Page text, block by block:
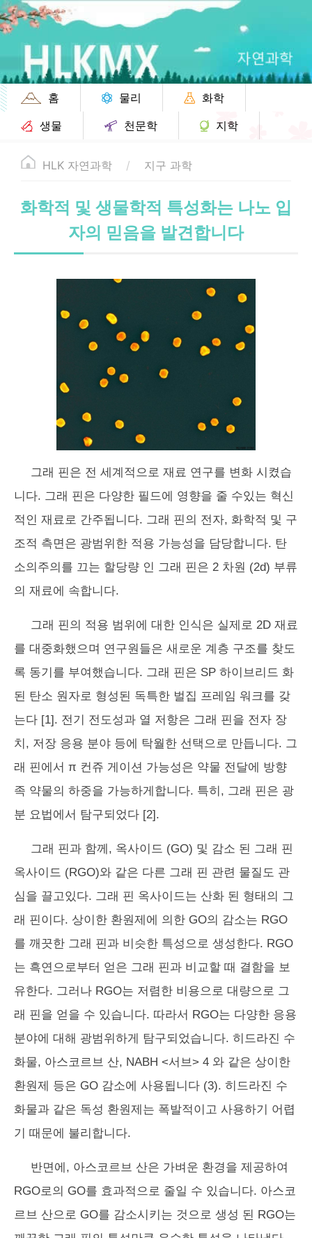
홈 물리
화학
생물
천문학 지학
HLK 자연과학 지구 과학
화학적 및 생물학적 특성화는 나노 입
자의 믿음을 발견합니다
그래 핀은 전 세계적으로 재료 연구를 변화 시켰습
니다. 그래 핀은 다양한 필드에 영향을 줄 수있는 혁신
적인 재료로 간주됩니다. 그래 핀의 전자, 화학적 및 구
조적 측면은 광범위한 적용 가능성을 담당합니다. 탄
소의주의를 끄는 할당량 인 그래 핀은 2 차원 (2d) 부류
의 재료에 속합니다.
그래 핀의 적용 범위에 대한 인식은 실제로 2D 재료
를 대중화했으며 연구원들은 새로운 계층 구조를 찾도
록 동기를 부여했습니다. 그래 핀은 SP 하이브리드 화
된 탄소 원자로 형성된 독특한 벌집 프레임 워크를 갖
는다 [1]. 전기 전도성과 열 저항은 그래 핀을 전자 장
치, 저장 응용 분야 등에 탁월한 선택으로 만듭니다. 그
래 핀에서 π 컨쥬 게이션 가능성은 약물 전달에 방향
족 약물의 하중을 가능하게합니다. 특히, 그래 핀은 광
분 요법에서 탐구되었다 [2].
그래 핀과 함께, 옥사이드 (GO) 및 감소 된 그래 핀
옥사이드 (RGO)와 같은 다른 그래 핀 관련 물질도 관
심을 끌고있다. 그래 핀 옥사이드는 산화 된 형태의 그
래 핀이다. 상이한 환원제에 의한 GO의 감소는 RGO
를 깨끗한 그래 핀과 비슷한 특성으로 생성한다. RGO
는 흑연으로부터 얻은 그래 핀과 비교할 때 결함을 보
유한다. 그러나 RGO는 저렴한 비용으로 대량으로 그
래 핀을 얻을 수 있습니다. 따라서 RGO는 다양한 응용
분야에 대해 광범위하게 탐구되었습니다. 히드라진 수
화물, 아스코르브 산, NABH <서브> 4 와 같은 상이한
환원제 등은 GO 감소에 사용됩니다 (3). 히드라진 수
화물과 같은 독성 환원제는 폭발적이고 사용하기 어렵
기 때문에 불리합니다.
반면에, 아스코르브 산은 가벼운 환경을 제공하여
RGO로의 GO를 효과적으로 줄일 수 있습니다. 아스코
르브 산으로 GO를 감소시키는 것으로 생성 된 RGO는